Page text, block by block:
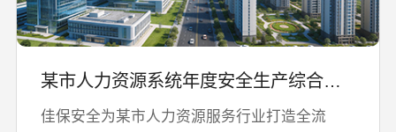
2026.03.16公司新闻
“科技赋能 + 清单管理” 筑牢施工安全防线 丨
佳保安全受邀参加某建筑企业季度安全总监
联席会
某市人力资源系统年度安全生产综合服务项目
佳保安全为某市人力资源服务行业打造全流